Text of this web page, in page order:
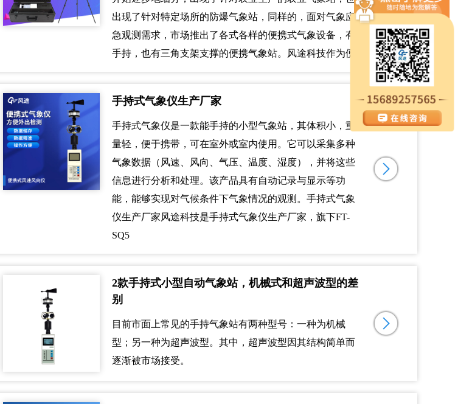
出现了针对特定场所的防爆气象站，同样的，面对气象应
急观测需求，市场推出了各式各样的便携式气象设备，有
手持，也有三角支架支撑的便携气象站。风途科技作为便
手持式气象仪生产厂家
手持式气象仪是一款能手持的小型气象站，其体积小，重
量轻，便于携带，可在室外或室内使用。它可以采集多种
气象数据（风速、风向、气压、温度、湿度），并将这些
信息进行分析和处理。该产品具有自动记录与显示等功
能，能够实现对气候条件下气象情况的观测。手持式气象
仪生产厂家风途科技是手持式气象仪生产厂家，旗下FT-
SQ5
2款手持式小型自动气象站，机械式和超声波型的差
别
目前市面上常见的手持气象站有两种型号：一种为机械
型；另一种为超声波型。其中，超声波型因其结构简单而
逐渐被市场接受。